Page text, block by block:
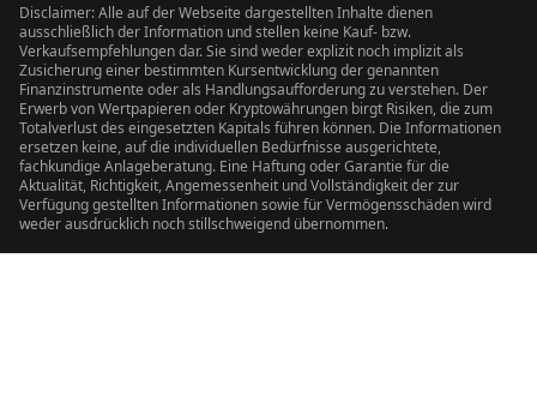
Disclaimer: Alle auf der Webseite dargestellten Inhalte dienen
ausschließlich der Information und stellen keine Kauf- bzw.
Verkaufsempfehlungen dar. Sie sind weder explizit noch implizit als
Zusicherung einer bestimmten Kursentwicklung der genannten
Finanzinstrumente oder als Handlungsaufforderung zu verstehen. Der
Erwerb von Wertpapieren oder Kryptowährungen birgt Risiken, die zum
Totalverlust des eingesetzten Kapitals führen können. Die Informationen
ersetzen keine, auf die individuellen Bedürfnisse ausgerichtete,
fachkundige Anlageberatung. Eine Haftung oder Garantie für die
Aktualität, Richtigkeit, Angemessenheit und Vollständigkeit der zur
Verfügung gestellten Informationen sowie für Vermögensschäden wird
weder ausdrücklich noch stillschweigend übernommen.